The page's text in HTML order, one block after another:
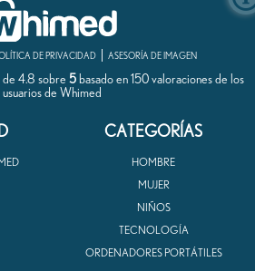
DE PRIVACIDAD ASESORÍA DE IMAGEN
de 4.8 sobre 5 basado en 150 valoraciones de los
usuarios de Whimed
CATEGORÍAS
HOMBRE
MUJER
NIÑOS
TECNOLOGÍA
ORDENADORES PORTÁTILES